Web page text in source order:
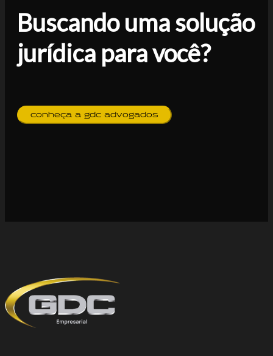
Buscando uma solução
jurídica para você?
conheça a gdc advogados